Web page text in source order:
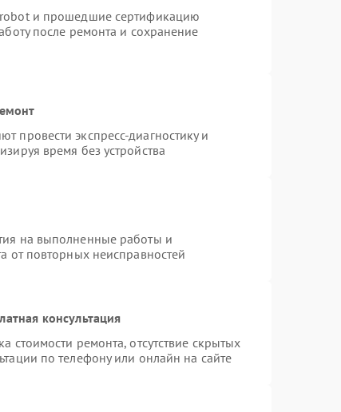
и прошедшие сертификацию
после ремонта и сохранение
провести экспресс-диагностику и
время без устройства
на выполненные работы и
от повторных неисправностей
консультация
стоимости ремонта, отсутствие скрытых
по телефону или онлайн на сайте